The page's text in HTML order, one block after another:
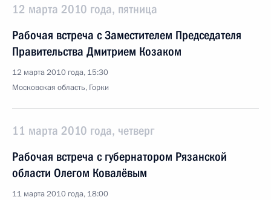
12 марта 2010 года, пятница
Рабочая встреча с Заместителем Председателя
Правительства Дмитрием Козаком
12 марта 2010 года, 15:30
Московская область, Горки
11 марта 2010 года, четверг
Рабочая встреча с губернатором Рязанской
области Олегом Ковалёвым
11 марта 2010 года, 18:00